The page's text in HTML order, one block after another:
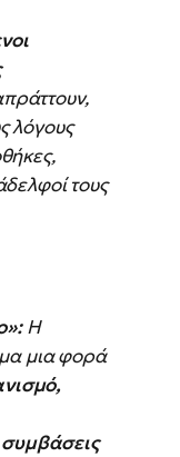
λόγους
τους
Η
μια φορά